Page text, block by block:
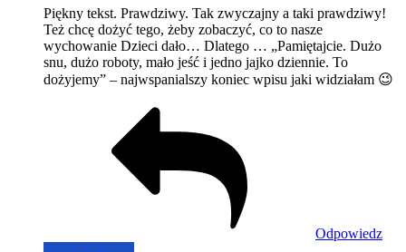
Piękny tekst. Prawdziwy. Tak zwyczajny a taki prawdziwy!
Też chcę dożyć tego, żeby zobaczyć, co to nasze
wychowanie Dzieci dało… Dlatego … „Pamiętajcie. Dużo
snu, dużo roboty, mało jeść i jedno jajko dziennie. To
dożyjemy” – najwspanialszy koniec wpisu jaki widziałam 😉
Odpowiedz